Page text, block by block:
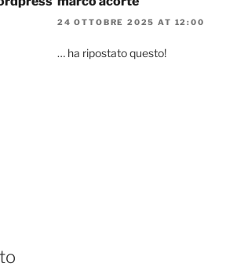
24 OTTOBRE 2025 AT 12:00
… ha ripostato questo!